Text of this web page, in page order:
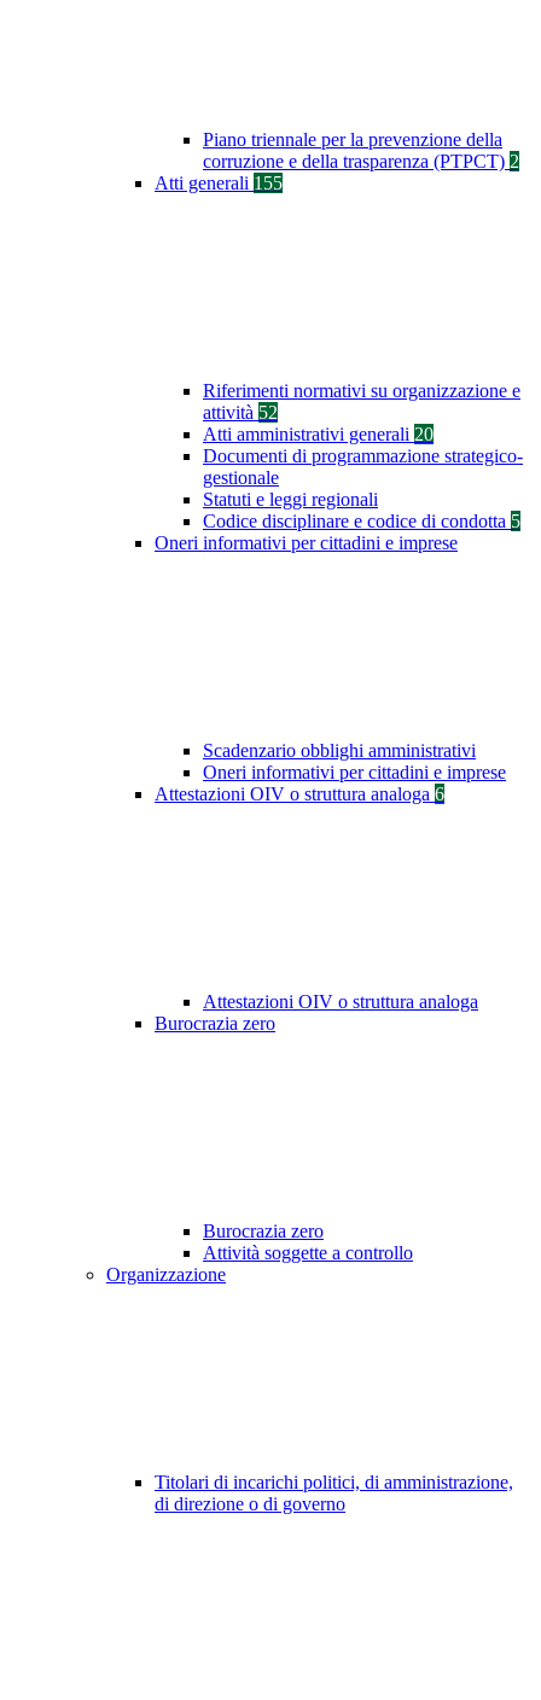
Piano triennale per la prevenzione della
corruzione e della trasparenza (PTPCT) 2
Atti generali 155
Riferimenti normativi su organizzazione e
attività 52
Atti amministrativi generali 20
Documenti di programmazione strategico-
gestionale
Statuti e leggi regionali
Codice disciplinare e codice di condotta 5
Oneri informativi per cittadini e imprese
Scadenzario obblighi amministrativi
Oneri informativi per cittadini e imprese
Attestazioni OIV o struttura analoga 6
Attestazioni OIV o struttura analoga
Burocrazia zero
Burocrazia zero
Attività soggette a controllo
Organizzazione
Titolari di incarichi politici, di amministrazione,
di direzione o di governo